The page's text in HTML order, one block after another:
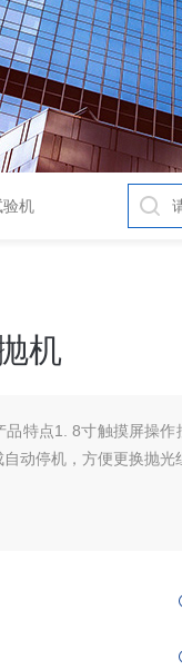
验机
机
品特点1. 8寸触摸屏操
动停机，方便更换抛光